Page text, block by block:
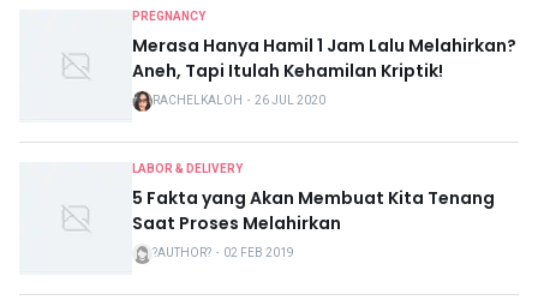
PREGNANCY
Merasa Hanya Hamil 1 Jam Lalu Melahirkan?
Aneh, Tapi Itulah Kehamilan Kriptik!
RACHELKALOH ・ 26 JUL 2020
LABOR & DELIVERY
5 Fakta yang Akan Membuat Kita Tenang
Saat Proses Melahirkan
?AUTHOR? ・ 02 FEB 2019